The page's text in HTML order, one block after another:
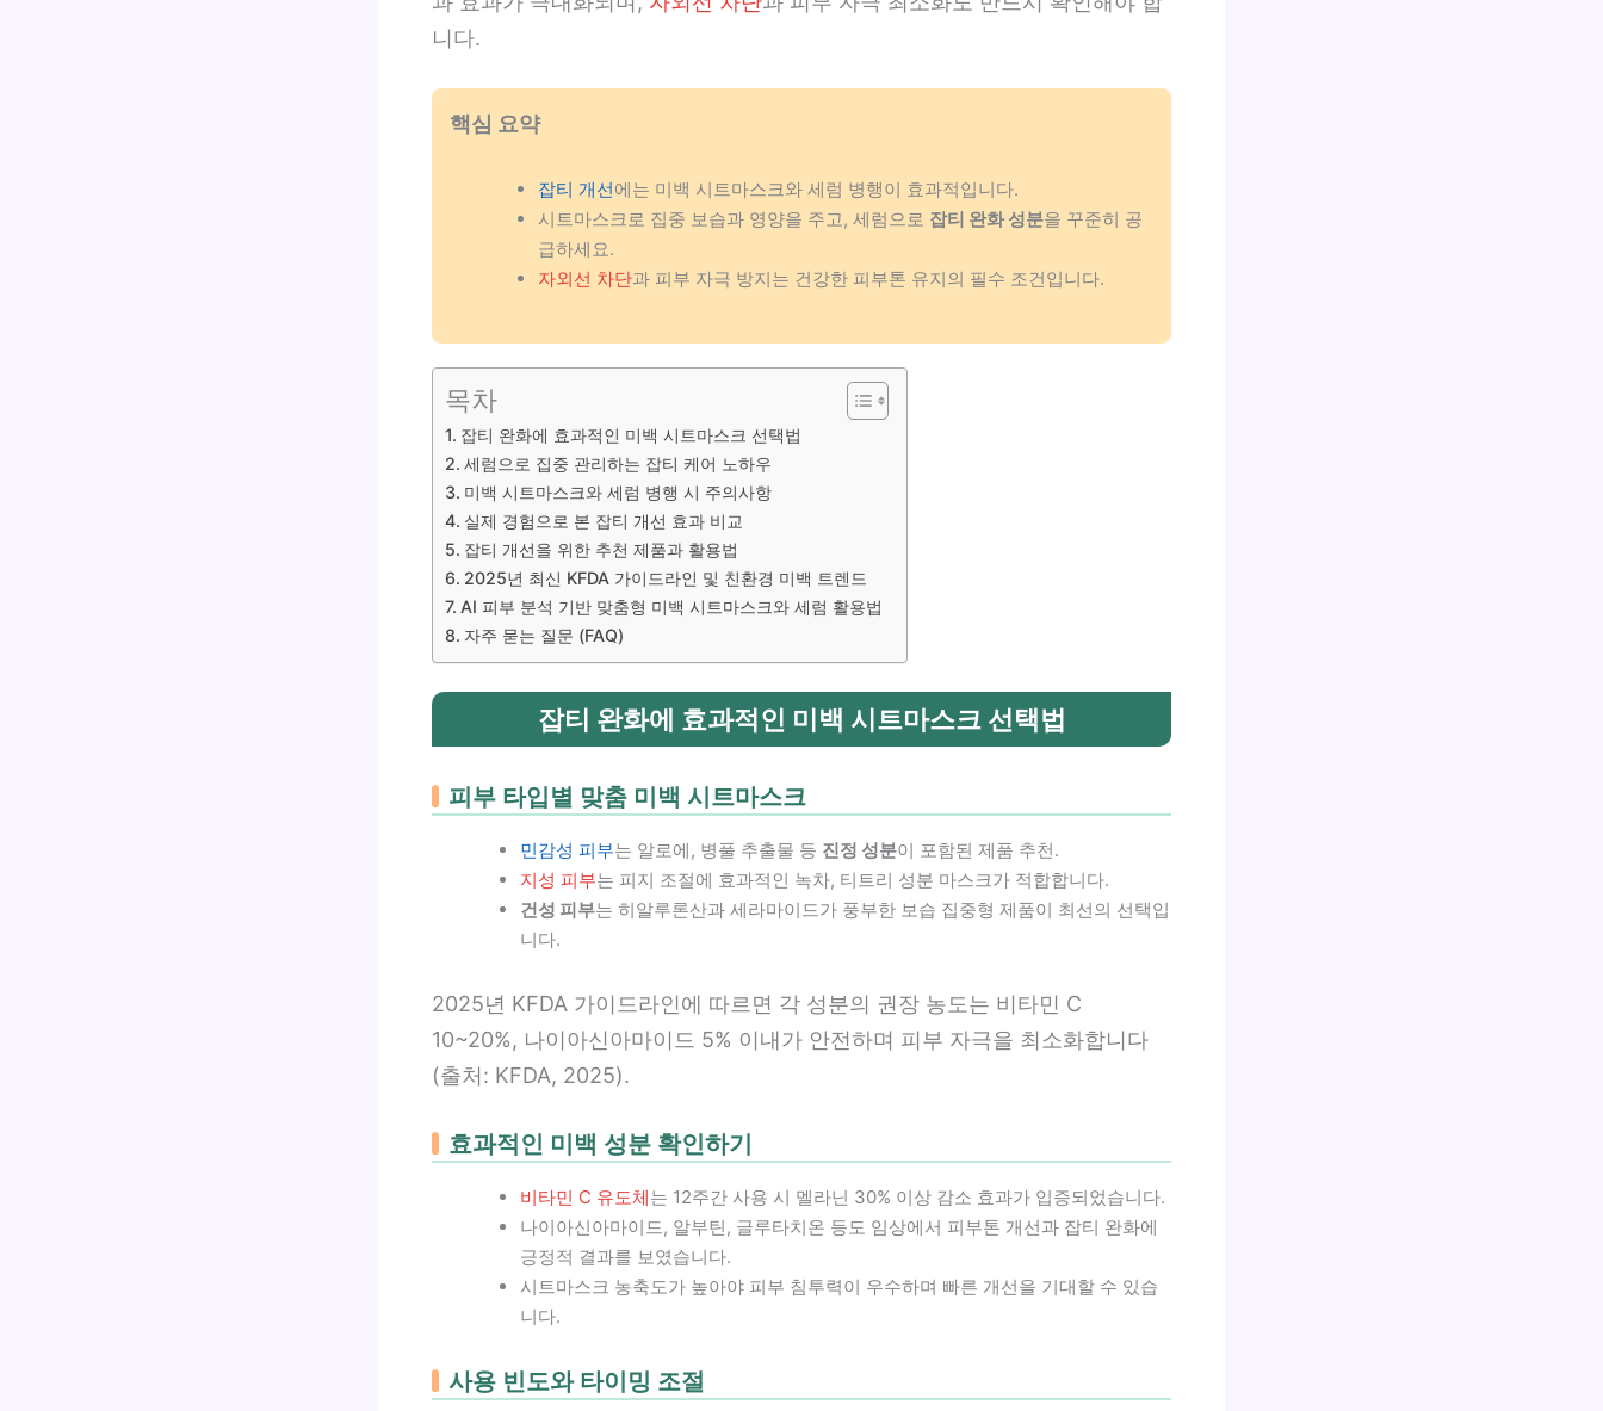
니다.
핵심 요약
잡티 개선에는 미백 시트마스크와 세럼 병행이 효과적입니다.
시트마스크로 집중 보습과 영양을 주고, 세럼으로 잡티 완화 성분을 꾸준히 공
급하세요.
자외선 차단과 피부 자극 방지는 건강한 피부톤 유지의 필수 조건입니다.
목차
잡티 완화에 효과적인 미백 시트마스크 선택법
세럼으로 집중 관리하는 잡티 케어 노하우
미백 시트마스크와 세럼 병행 시 주의사항
실제 경험으로 본 잡티 개선 효과 비교
잡티 개선을 위한 추천 제품과 활용법
2025년 최신 KFDA 가이드라인 및 친환경 미백 트렌드
AI 피부 분석 기반 맞춤형 미백 시트마스크와 세럼 활용법
자주 묻는 질문 (FAQ)
잡티 완화에 효과적인 미백 시트마스크 선택법
피부 타입별 맞춤 미백 시트마스크
민감성 피부는 알로에, 병풀 추출물 등 진정 성분이 포함된 제품 추천.
지성 피부는 피지 조절에 효과적인 녹차, 티트리 성분 마스크가 적합합니다.
건성 피부는 히알루론산과 세라마이드가 풍부한 보습 집중형 제품이 최선의 선택입
니다.
2025년 KFDA 가이드라인에 따르면 각 성분의 권장 농도는 비타민 C
10~20%, 나이아신아마이드 5% 이내가 안전하며 피부 자극을 최소화합니다
(출처: KFDA, 2025).
효과적인 미백 성분 확인하기
비타민 C 유도체는 12주간 사용 시 멜라닌 30% 이상 감소 효과가 입증되었습니다.
나이아신아마이드, 알부틴, 글루타치온 등도 임상에서 피부톤 개선과 잡티 완화에
긍정적 결과를 보였습니다.
시트마스크 농축도가 높아야 피부 침투력이 우수하며 빠른 개선을 기대할 수 있습
니다.
사용 빈도와 타이밍 조절